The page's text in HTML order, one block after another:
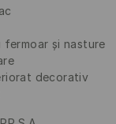
fermoar și nasture
decorativ